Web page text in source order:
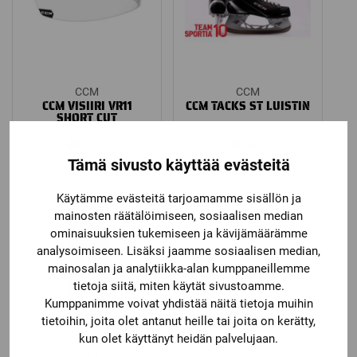
Tämä sivusto käyttää evästeitä
Käytämme evästeitä tarjoamamme sisällön ja
mainosten räätälöimiseen, sosiaalisen median
ominaisuuksien tukemiseen ja kävijämäärämme
analysoimiseen. Lisäksi jaamme sosiaalisen median,
mainosalan ja analytiikka-alan kumppaneillemme
tietoja siitä, miten käytät sivustoamme.
Kumppanimme voivat yhdistää näitä tietoja muihin
tietoihin, joita olet antanut heille tai joita on kerätty,
kun olet käyttänyt heidän palvelujaan.
CCM
CCM VISIIRI VR11
SHORT CUT
CCM
CCM TACKS ST LUISTIN